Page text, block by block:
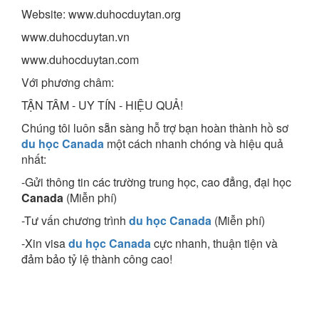
Website: www.duhocduytan.org
www.duhocduytan.vn
www.duhocduytan.com
Với phương châm:
TẬN TÂM - UY TÍN - HIỆU QUẢ!
Chúng tôi luôn sẵn sàng hỗ trợ bạn hoàn thành hồ sơ
du học Canada một cách nhanh chóng và hiệu quả
nhất:
-Gửi thông tin các trường trung học, cao đẳng, đại học
Canada (Miễn phí)
-Tư vấn chương trình du học Canada (Miễn phí)
-Xin visadu học Canadacực nhanh, thuận tiện và
đảm bảo tỷ lệ thành công cao!